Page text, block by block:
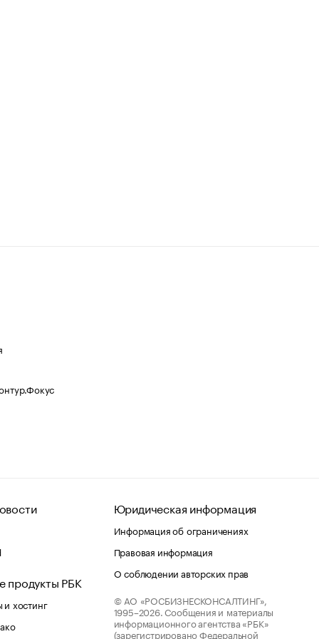
продукты РБК
хостинг
Юридическая информация
Информация об ограничениях
Правовая информация
О соблюдении авторских прав
© АО «РОСБИЗНЕСКОНСАЛТИНГ»,
1995–2026. Сообщения и материалы
информационного агентства «РБК»
(зарегистрировано Федеральной